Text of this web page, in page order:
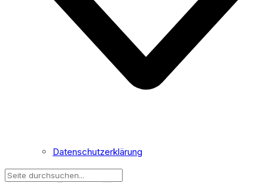
Datenschutzerklärung